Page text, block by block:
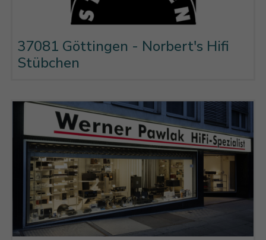
37081 Göttingen - Norbert's Hifi
Stübchen